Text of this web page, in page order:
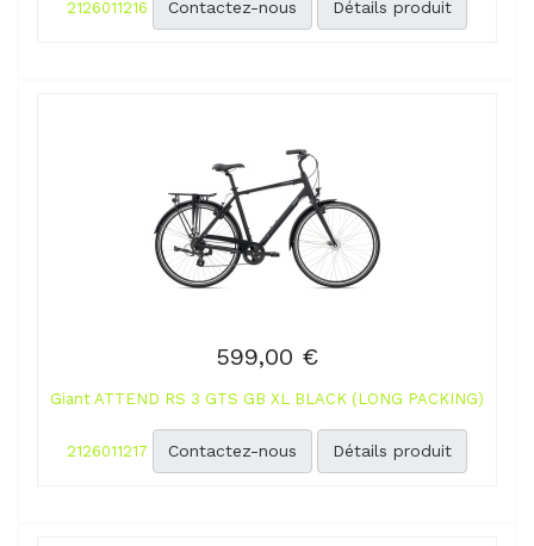
2126011216 Contactez-nous Détails produit
599,00 €
Giant ATTEND RS 3 GTS GB XL BLACK (LONG PACKING)
2126011217 Contactez-nous Détails produit